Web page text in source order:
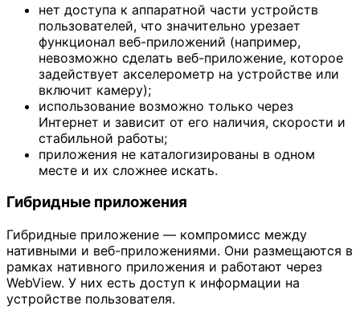
нет доступа к аппаратной части устройств
пользователей, что значительно урезает
функционал веб-приложений (например,
невозможно сделать веб-приложение, которое
задействует акселерометр на устройстве или
включит камеру);
использование возможно только через
Интернет и зависит от его наличия, скорости и
стабильной работы;
приложения не каталогизированы в одном
месте и их сложнее искать.
Гибридные приложения
Гибридные приложение — компромисс между
нативными и веб-приложениями. Они размещаются в
рамках нативного приложения и работают через
WebView. У них есть доступ к информации на
устройстве пользователя.